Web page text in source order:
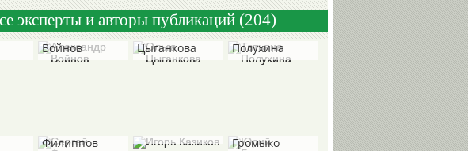
эксперты и авторы публикаций (204)
Александр
Войнов
Ольга
Цыганкова
Татьяна
Полухина
Филиппов
Громыко